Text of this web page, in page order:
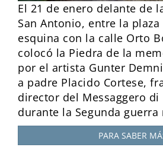
El 21 de enero delante de
San Antonio, entre la
esquina con la calle Orto
colocó la Piedra de la
por el artista Gunter
a padre Placido Cortese,
director del Messaggero di
durante la Segunda
PARA SABER